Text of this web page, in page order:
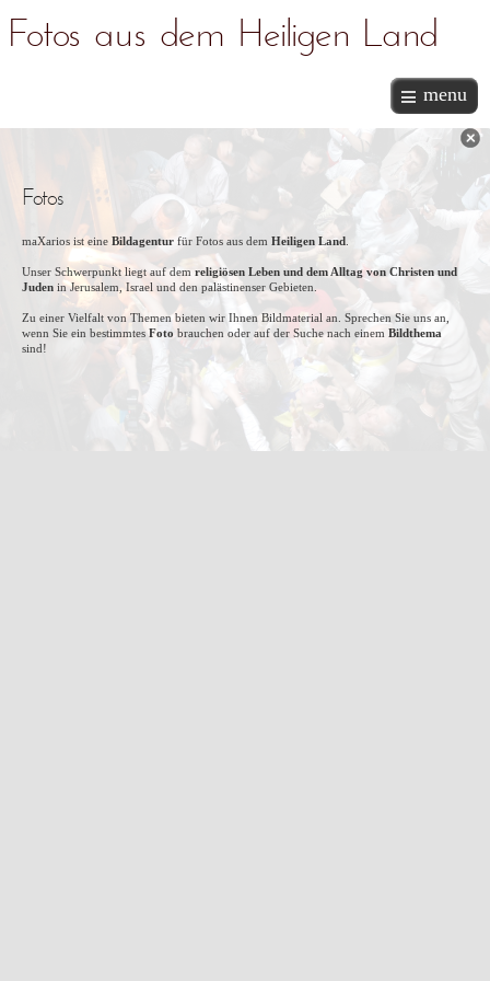
Fotos aus dem Heiligen Land
menu
Fotos
maXarios ist eine Bildagentur für Fotos aus dem Heiligen Land
Unser Schwerpunkt liegt auf dem religiösen Leben und dem Alltag von Christen und
Juden in Jerusalem, Israel und den palästinenser Gebieten.
Zu einer Vielfalt von Themen bieten wir Ihnen Bildmaterial an. Sprechen Sie uns an,
wenn Sie ein bestimmtes Foto brauchen oder auf der Suche nach einem Bildthema
sind!